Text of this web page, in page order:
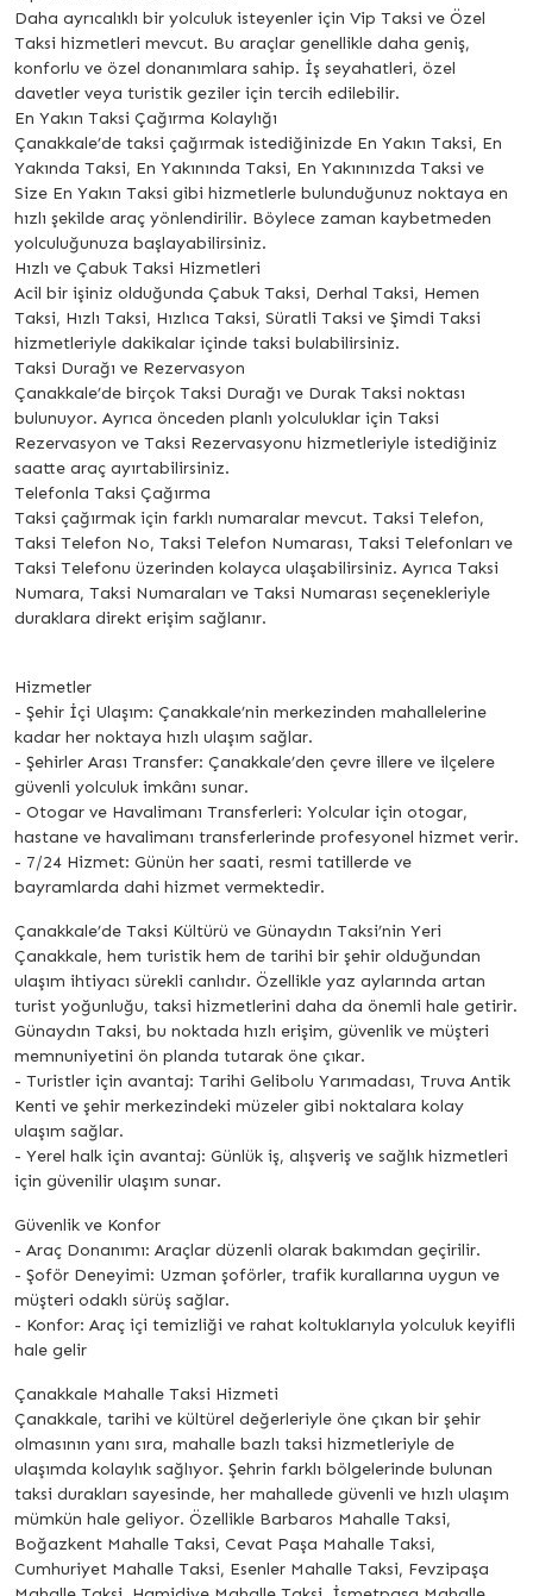
Daha ayrıcalıklı bir yolculuk isteyenler için Vip Taksi ve Özel
Taksi hizmetleri mevcut. Bu araçlar genellikle daha geniş,
konforlu ve özel donanımlara sahip. İş seyahatleri, özel
davetler veya turistik geziler için tercih edilebilir.
En Yakın Taksi Çağırma Kolaylığı
Çanakkale’de taksi çağırmak istediğinizde En Yakın Taksi, En
Yakında Taksi, En Yakınında Taksi, En Yakınınızda Taksi ve
Size En Yakın Taksi gibi hizmetlerle bulunduğunuz noktaya en
hızlı şekilde araç yönlendirilir. Böylece zaman kaybetmeden
yolculuğunuza başlayabilirsiniz.
Hızlı ve Çabuk Taksi Hizmetleri
Acil bir işiniz olduğunda Çabuk Taksi, Derhal Taksi, Hemen
Taksi, Hızlı Taksi, Hızlıca Taksi, Süratli Taksi ve Şimdi Taksi
hizmetleriyle dakikalar içinde taksi bulabilirsiniz.
Taksi Durağı ve Rezervasyon
Çanakkale’de birçok Taksi Durağı ve Durak Taksi noktası
bulunuyor. Ayrıca önceden planlı yolculuklar için Taksi
Rezervasyon ve Taksi Rezervasyonu hizmetleriyle istediğiniz
saatte araç ayırtabilirsiniz.
Telefonla Taksi Çağırma
Taksi çağırmak için farklı numaralar mevcut. Taksi Telefon,
Taksi Telefon No, Taksi Telefon Numarası, Taksi Telefonları ve
Taksi Telefonu üzerinden kolayca ulaşabilirsiniz. Ayrıca Taksi
Numara, Taksi Numaraları ve Taksi Numarası seçenekleriyle
duraklara direkt erişim sağlanır.
Hizmetler
- Şehir İçi Ulaşım: Çanakkale’nin merkezinden mahallelerine
kadar her noktaya hızlı ulaşım sağlar.
- Şehirler Arası Transfer: Çanakkale’den çevre illere ve ilçelere
güvenli yolculuk imkânı sunar.
- Otogar ve Havalimanı Transferleri: Yolcular için otogar,
hastane ve havalimanı transferlerinde profesyonel hizmet verir.
- 7/24 Hizmet: Günün her saati, resmi tatillerde ve
bayramlarda dahi hizmet vermektedir.
Çanakkale’de Taksi Kültürü ve Günaydın Taksi’nin Yeri
Çanakkale, hem turistik hem de tarihi bir şehir olduğundan
ulaşım ihtiyacı sürekli canlıdır. Özellikle yaz aylarında artan
turist yoğunluğu, taksi hizmetlerini daha da önemli hale getirir.
Günaydın Taksi, bu noktada hızlı erişim, güvenlik ve müşteri
memnuniyetini ön planda tutarak öne çıkar.
- Turistler için avantaj: Tarihi Gelibolu Yarımadası, Truva Antik
Kenti ve şehir merkezindeki müzeler gibi noktalara kolay
ulaşım sağlar.
- Yerel halk için avantaj: Günlük iş, alışveriş ve sağlık hizmetleri
için güvenilir ulaşım sunar.
Güvenlik ve Konfor
- Araç Donanımı: Araçlar düzenli olarak bakımdan geçirilir.
- Şoför Deneyimi: Uzman şoförler, trafik kurallarına uygun ve
müşteri odaklı sürüş sağlar.
- Konfor: Araç içi temizliği ve rahat koltuklarıyla yolculuk keyifli
hale gelir
Çanakkale Mahalle Taksi Hizmeti
Çanakkale, tarihi ve kültürel değerleriyle öne çıkan bir şehir
olmasının yanı sıra, mahalle bazlı taksi hizmetleriyle de
ulaşımda kolaylık sağlıyor. Şehrin farklı bölgelerinde bulunan
taksi durakları sayesinde, her mahallede güvenli ve hızlı ulaşım
mümkün hale geliyor. Özellikle Barbaros Mahalle Taksi,
Boğazkent Mahalle Taksi, Cevat Paşa Mahalle Taksi,
Cumhuriyet Mahalle Taksi, Esenler Mahalle Taksi, Fevzipaşa